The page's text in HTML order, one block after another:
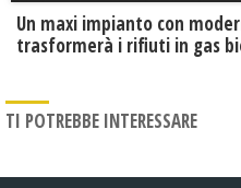
Un maxi impianto con
trasformerà i rifiuti in gas
TI POTREBBE INTERESSARE